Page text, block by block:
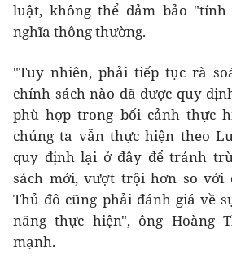
luật, không thể đảm bảo
nghĩa thông thường.
"Tuy nhiên, phải tiếp tục rà
chính sách nào đã được quy
phù hợp trong bối cảnh thực
chúng ta vẫn thực hiện theo
quy định lại ở đây để tránh
sách mới, vượt trội hơn so
Thủ đô cũng phải đánh giá về
năng thực hiện", ông Hoàng
mạnh.